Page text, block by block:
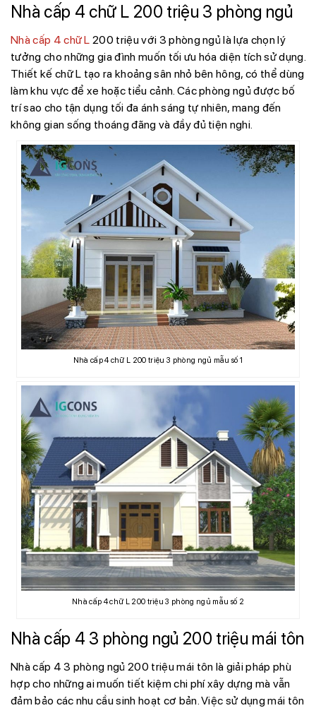
Nhà cấp 4 chữ L 200 triệu 3 phòng ngủ
Nhà cấp 4 chữ L 200 triệu với 3 phòng ngủ là lựa chọn lý
tưởng cho những gia đình muốn tối ưu hóa diện tích sử dụng.
Thiết kế chữ L tạo ra khoảng sân nhỏ bên hông, có thể dùng
làm khu vực để xe hoặc tiểu cảnh. Các phòng ngủ được bố
trí sao cho tận dụng tối đa ánh sáng tự nhiên, mang đến
không gian sống thoáng đãng và đầy đủ tiện nghi.
Nhà cấp 4 chữ L 200 triệu 3 phòng ngủ mẫu số 1
Nhà cấp 4 chữ L 200 triệu 3 phòng ngủ mẫu số 2
Nhà cấp 4 3 phòng ngủ 200 triệu mái tôn
Nhà cấp 4 3 phòng ngủ 200 triệu mái tôn là giải pháp phù
hợp cho những ai muốn tiết kiệm chi phí xây dựng mà vẫn
đảm bảo các nhu cầu sinh hoạt cơ bản. Việc sử dụng mái tôn